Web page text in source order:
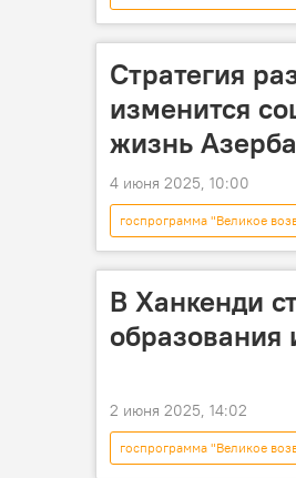
Вынужденные переселенцы
Стратегия
изменится
жизнь
4 июня 2025, 10:00
госпрограмма "Великое
Восточный Зангезур
В Ханкенди
образования
2 июня 2025, 14:02
госпрограмма "Великое